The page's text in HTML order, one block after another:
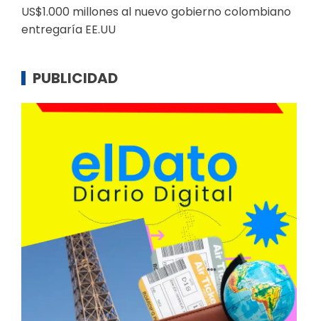
US$1.000 millones al nuevo gobierno colombiano
entregaría EE.UU
PUBLICIDAD